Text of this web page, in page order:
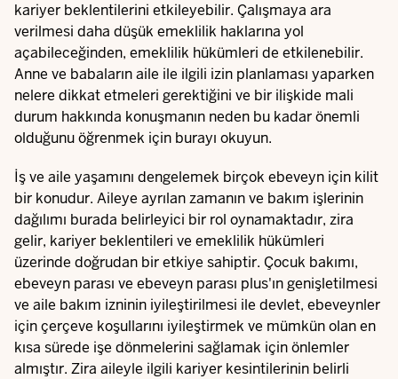
kariyer beklentilerini etkileyebilir. Çalışmaya ara
verilmesi daha düşük emeklilik haklarına yol
açabileceğinden, emeklilik hükümleri de etkilenebilir.
Anne ve babaların aile ile ilgili izin planlaması yaparken
nelere dikkat etmeleri gerektiğini ve bir ilişkide mali
durum hakkında konuşmanın neden bu kadar önemli
olduğunu öğrenmek için burayı okuyun.
İş ve aile yaşamını dengelemek birçok ebeveyn için kilit
bir konudur. Aileye ayrılan zamanın ve bakım işlerinin
dağılımı burada belirleyici bir rol oynamaktadır, zira
gelir, kariyer beklentileri ve emeklilik hükümleri
üzerinde doğrudan bir etkiye sahiptir. Çocuk bakımı,
ebeveyn parası ve ebeveyn parası plus'ın genişletilmesi
ve aile bakım izninin iyileştirilmesi ile devlet, ebeveynler
için çerçeve koşullarını iyileştirmek ve mümkün olan en
kısa sürede işe dönmelerini sağlamak için önlemler
almıştır. Zira aileyle ilgili kariyer kesintilerinin belirli